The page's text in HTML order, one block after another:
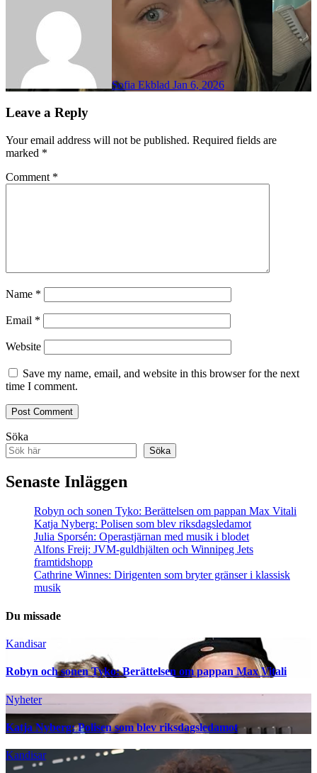
Sofia Ekblad Jan 6, 2026
Leave a Reply
Your email address will not be published. Required fields are
marked *
Comment *
Name *
Email *
Website
Save my name, email, and website in this browser for the next
time I comment.
Söka
Söka
Senaste Inläggen
Robyn och sonen Tyko: Berättelsen om pappan Max Vitali
Katja Nyberg: Polisen som blev riksdagsledamot
Julia Sporsén: Operastjärnan med musik i blodet
Alfons Freij: JVM-guldhjälten och Winnipeg Jets
framtidshopp
Cathrine Winnes: Dirigenten som bryter gränser i klassisk
musik
Du missade
Kandisar
Robyn och sonen Tyko: Berättelsen om pappan Max Vitali
Nyheter
Katja Nyberg: Polisen som blev riksdagsledamot
Kandisar